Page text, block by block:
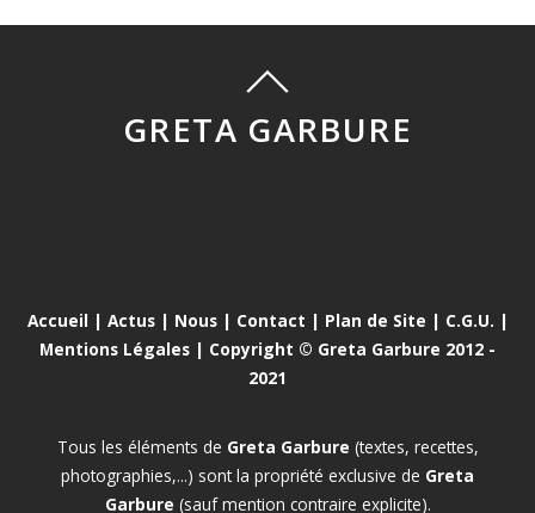
GRETA GARBURE
Accueil | Actus| Nous| Contact | Plan de Site | C.G.U. |
Mentions Légales | Copyright © Greta Garbure 2012 -
2021
Tous les éléments de Greta Garbure (textes, recettes,
photographies,...) sont la propriété exclusive de Greta
Garbure (sauf mention contraire explicite).